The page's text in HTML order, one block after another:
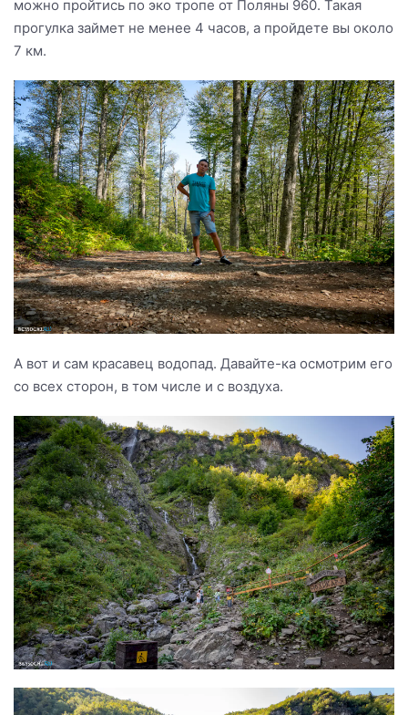
можно пройтись по эко тропе от Поляны 960. Такая
прогулка займет не менее 4 часов, а пройдете вы около
7 км.
А вот и сам красавец водопад. Давайте-ка осмотрим его
со всех сторон, в том числе и с воздуха.